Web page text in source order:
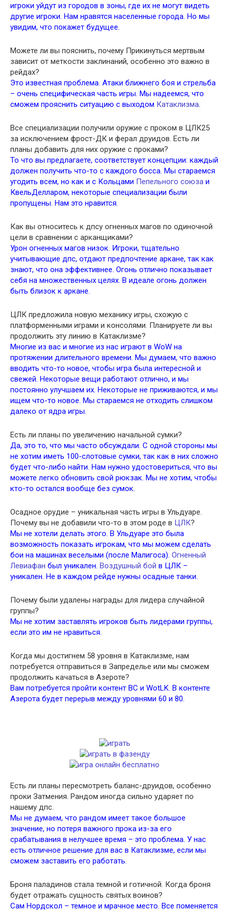
игроки уйдут из городов в зоны, где их не могут видеть
другие игроки. Нам нравятся населенные города. Но мы
увидим, что покажет будущее.
Можете ли вы пояснить, почему Прикинуться мертвым
зависит от меткости заклинаний, особенно это важно в
рейдах?
Это известная проблема. Атаки ближнего боя и стрельба
– очень специфическая часть игры. Мы надеемся, что
сможем прояснить ситуацию с выходом Катаклизма.
Все специализации получили оружие с проком в ЦЛК25
за исключением фрост-ДК и ферал друидов. Есть ли
планы добавить для них оружие с проками?
То что вы предлагаете, соответствует концепции: каждый
должен получить что-то с каждого босса. Мы стараемся
угодить всем, но как и с Кольцами Пепельного союза и
КвельДелларом, некоторые специализации были
пропущены. Нам это нравится.
Как вы относитесь к дпсу огненных магов по одиночной
цели в сравнении с арканщиками?
Урон огненных магов низок. Игроки, тщательно
учитывающие дпс, отдают предпочтение аркане, так как
знают, что она эффективнее. Огонь отлично показывает
себя на множественных целях. В идеале огонь должен
быть близок к аркане.
ЦЛК предложила новую механику игры, схожую с
платформенными играми и консолями. Планируете ли вы
продолжить эту линию в Катаклизме?
Многие из вас и многие из нас играют в WoW на
протяжении длительного времени. Мы думаем, что важно
вводить что-то новое, чтобы игра была интересной и
свежей. Некоторые вещи работают отлично, и мы
постоянно улучшаем их. Некоторые не приживаются, и мы
ищем что-то новое. Мы стараемся не отходить слишком
далеко от ядра игры.
Есть ли планы по увеличению начальной сумки?
Да, это то, что мы часто обсуждали. С одной стороны мы
не хотим иметь 100-слотовые сумки, так как в них сложно
будет что-либо найти. Нам нужно удостовериться, что вы
можете легко обновить свой рюкзак. Мы не хотим, чтобы
кто-то остался вообще без сумок.
Осадное орудие – уникальная часть игры в Ульдуаре.
Почему вы не добавили что-то в этом роде в ЦЛК?
Мы не хотели делать этого. В Ульдуаре это была
возможность показать игрокам, что мы можем сделать
бои на машинах веселыми (после Малигоса). Огненный
Левиафан был уникален. Воздушный бой в ЦЛК –
уникален. Не в каждом рейде нужны осадные танки.
Почему были удалены награды для лидера случайной
группы?
Мы не хотим заставлять игроков быть лидерами группы,
если это им не нравиться.
Когда мы достигнем 58 уровня в Катаклизме, нам
потребуется отправиться в Запределье или мы сможем
продолжить качаться в Азероте?
Вам потребуется пройти контент BC и WotLK. В контенте
Азерота будет перерыв между уровнями 60 и 80.
Есть ли планы пересмотреть баланс-друидов, особенно
проки Затмения. Рандом иногда сильно ударяет по
нашему дпс.
Мы не думаем, что рандом имеет такое большое
значение, но потеря важного прока из-за его
срабатывания в нелучшее время – это проблема. У нас
есть отличное решение для вас в Катаклизме, если мы
сможем заставить его работать.
Броня паладинов стала темной и готичной. Когда броня
будет отражать сущность святых воинов?
Сам Нордскол – темное и мрачное место. Все поменяется